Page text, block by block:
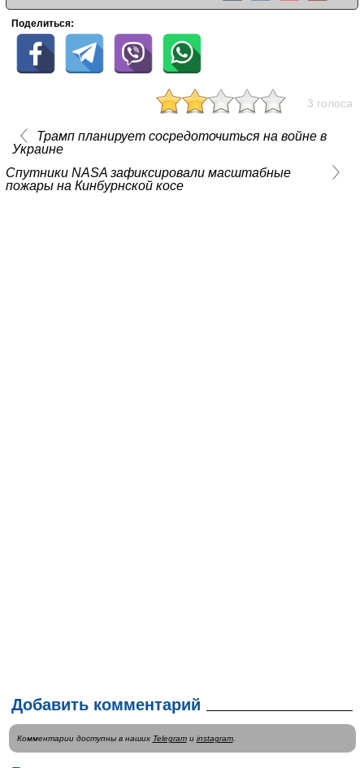
Поделиться:
3 голоса
Трамп планирует сосредоточиться на войне в
Украине
Спутники NASA зафиксировали масштабные
пожары на Кинбурнской косе
Добавить комментарий
Комментарии доступны в наших Telegramи instagram.